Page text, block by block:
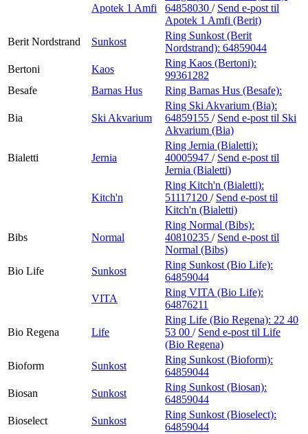
Apotek 1 Amfi
64858030 / Send e-post til
Apotek 1 Amfi (Berit)
Berit Nordstrand
Sunkost
Ring Sunkost (Berit
Nordstrand): 64859044
Bertoni
Kaos
Ring Kaos (Bertoni):
99361282
Besafe
Barnas Hus Ring Barnas Hus (Besafe):
Bia Ski Akvarium
Ring Ski Akvarium (Bia):
64859155 / Send e-post til Ski
Akvarium (Bia)
Bialetti Jernia
Ring Jernia (Bialetti):
40005947 / Send e-post til
Jernia (Bialetti)
Kitch'n
Ring Kitch'n (Bialetti):
51117120 / Send e-post til
Kitch'n (Bialetti)
Bibs Normal
Ring Normal (Bibs):
40810235 / Send e-post til
Normal (Bibs)
Bio Life
Sunkost
Ring Sunkost (Bio Life):
64859044
VITA
Ring VITA (Bio Life):
64876211
Bio Regena Life
Ring Life (Bio Regena): 22 40
53 00 / Send e-post til Life
(Bio Regena)
Bioform
Sunkost
Ring Sunkost (Bioform):
64859044
Biosan
Sunkost
Ring Sunkost (Biosan):
64859044
Bioselect
Sunkost
Ring Sunkost (Bioselect):
64859044